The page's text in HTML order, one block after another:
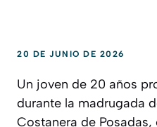
20 DE JUNIO DE 2026
Un joven de 20 años
durante la madrugada
Costanera de